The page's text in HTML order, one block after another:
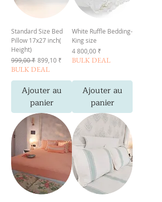
Standard Size Bed
Pillow 17x27 inch(
Height)
Prix original
999,00 ₹ Prix promotionnel
899,10 ₹
BULK DEAL
Ajouter au
panier
White Ruffle Bedding-
King size
Prix
4 800,00 ₹
BULK DEAL
Ajouter au
panier